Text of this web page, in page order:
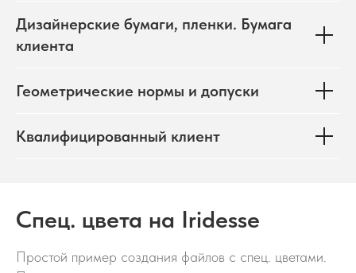
Дизайнерские бумаги, пленки. Бумага
клиента
Геометрические нормы и допуски
Квалифицированный клиент
Спец. цвета на Iridesse
Простой пример создания файлов с спец. цветами.